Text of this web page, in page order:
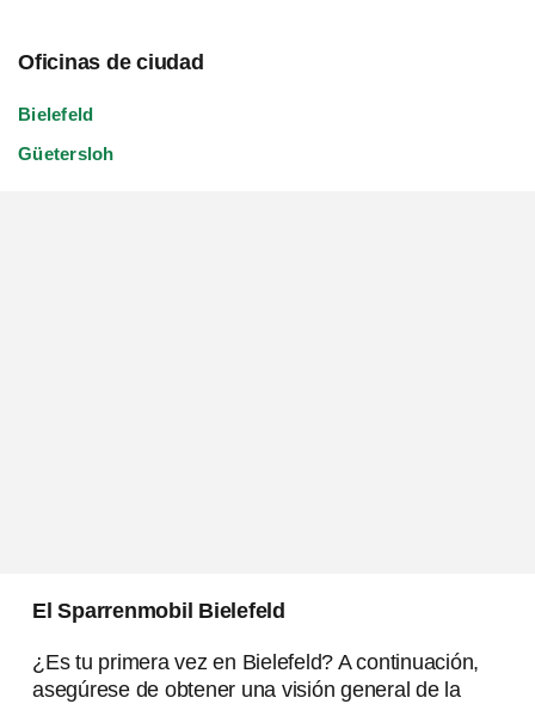
Oficinas de ciudad
Bielefeld
Güetersloh
El Sparrenmobil Bielefeld
¿Es tu primera vez en Bielefeld? A continuación,
asegúrese de obtener una visión general de la